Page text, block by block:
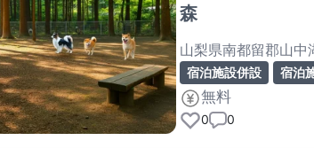
森
山梨県南都留郡山中
宿泊施設併設 宿泊
無料
0 0